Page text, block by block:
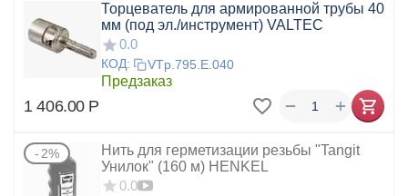
Торцеватель для армированной трубы 40
мм (под эл./инструмент) VALTEC
0.0
КОД: VTp.795.E.040
Предзаказ
1 406.00 Р +
−
2%
Нить для герметизации резьбы "Tangit
Унилок" (160 м) HENKEL
0.0